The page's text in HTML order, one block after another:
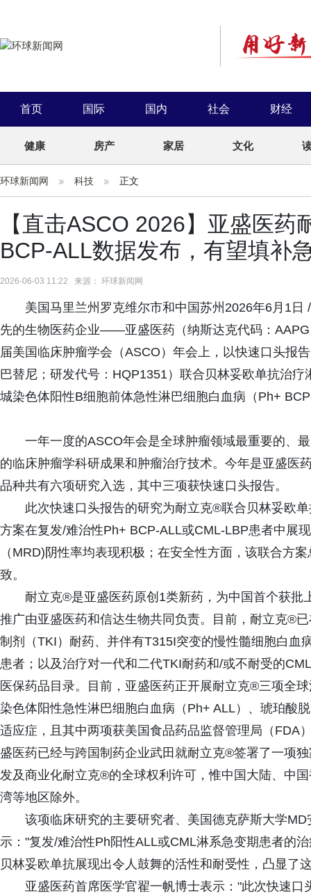
首页 国际 国内 社会 财经
健康 房产 家居 文化
环球新闻网 科技 正文
【直击ASCO 2026】亚盛医
BCP-ALL数据发布，有望填补
2026-06-03 11:22 来源： 环球新闻网
美国马里兰州罗克维尔市和中国苏州2026年6月1
先的生物医药企业——亚盛医药（纳斯达克代码：
届美国临床肿瘤学会（ASCO）年会上，以快速口头报
巴替尼；研发代号：HQP1351）联合贝林妥欧单抗治
城染色体阳性B细胞前体急性淋巴细胞白血病（Ph+
一年一度的ASCO年会是全球肿瘤领域最重要的、
的临床肿瘤学科研成果和肿瘤治疗技术。今年是亚盛医
品种共有六项研究入选，其中三项获快速口头报告。
此次快速口头报告的研究为耐立克®联合贝林妥欧
方案在复发/难治性Ph+ BCP-ALL或CML-LBP患者中展
（MRD)阴性率均表现积极；在安全性方面，该联合方
致。
耐立克®是亚盛医药原创1类新药，为中国首个获
推广由亚盛医药和信达生物共同负责。目前，耐立克®
制剂（TKI）耐药、并伴有T315I突变的慢性髓细胞白血
患者；以及治疗对一代和二代TKI耐药和/或不耐受的
医保药品目录。目前，亚盛医药正开展耐立克®三项全
染色体阳性急性淋巴细胞白血病（Ph+ ALL）、琥珀酸
适应症，且其中两项获美国食品药品监督管理局（FDA
盛医药已经与跨国制药企业武田就耐立克®签署了一项
发及商业化耐立克®的全球权利许可，惟中国大陆、中
湾等地区除外。
该项临床研究的主要研究者、美国德克萨斯大学
示："复发/难治性Ph阳性ALL或CML淋系急变期患者的
贝林妥欧单抗展现出令人鼓舞的活性和耐受性，凸显了
亚盛医药首席医学官翟一帆博士表示："此次快速